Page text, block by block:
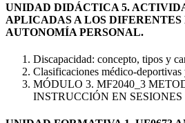
UNIDAD DIDÁCTICA 5.
APLICADAS A LOS
AUTONOMÍA PERSONAL.
Discapacidad: concepto, tipos y
Clasificaciones médico-deportivas
MÓDULO 3. MF2040_3
INSTRUCCIÓN EN